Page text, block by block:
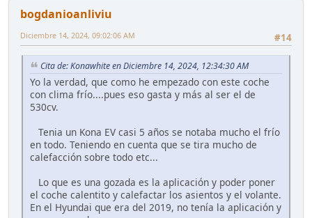
bogdanioanliviu
#14
Diciembre 14, 2024, 09:02:06 AM
Cita de: Konawhite en Diciembre 14, 2024, 12:34:30 AM
Yo la verdad, que como he empezado con este coche
con clima frío....pues eso gasta y más al ser el de
530cv.
Tenia un Kona EV casi 5 años se notaba mucho el frío
en todo. Teniendo en cuenta que se tira mucho de
calefacción sobre todo etc...
Lo que es una gozada es la aplicación y poder poner
el coche calentito y calefactar los asientos y el volante.
En el Hyundai que era del 2019, no tenía la aplicación y